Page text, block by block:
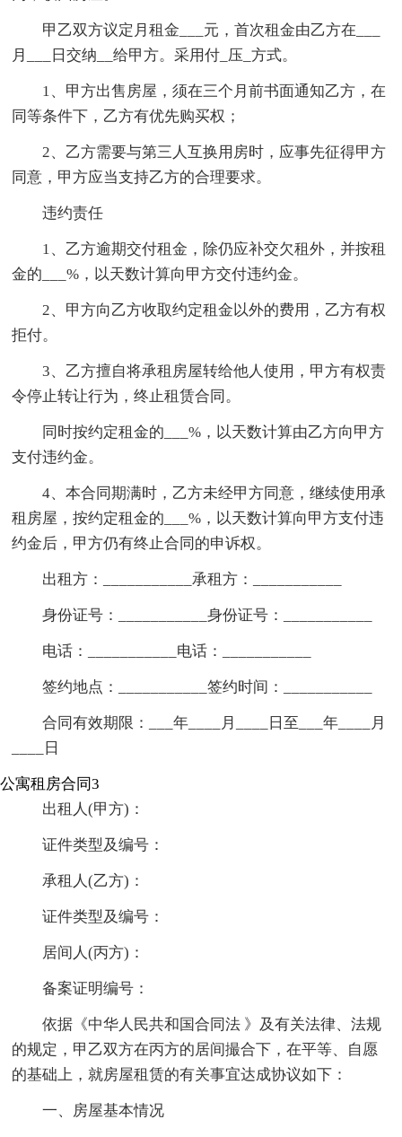
甲乙双方议定月租金___元，首次租金由乙方在___
月___日交纳__给甲方。采用付_压_方式。
1、甲方出售房屋，须在三个月前书面通知乙方，在
同等条件下，乙方有优先购买权；
2、乙方需要与第三人互换用房时，应事先征得甲方
同意，甲方应当支持乙方的合理要求。
违约责任
1、乙方逾期交付租金，除仍应补交欠租外，并按租
金的___%，以天数计算向甲方交付违约金。
2、甲方向乙方收取约定租金以外的费用，乙方有权
拒付。
3、乙方擅自将承租房屋转给他人使用，甲方有权责
令停止转让行为，终止租赁合同。
同时按约定租金的___%，以天数计算由乙方向甲方
支付违约金。
4、本合同期满时，乙方未经甲方同意，继续使用承
租房屋，按约定租金的___%，以天数计算向甲方支付违
约金后，甲方仍有终止合同的申诉权。
出租方：___________承租方：___________
身份证号：___________身份证号：___________
电话：___________电话：___________
签约地点：___________签约时间：___________
合同有效期限：___年____月____日至___年____月
____日
公寓租房合同3
出租人(甲方)：
证件类型及编号：
承租人(乙方)：
证件类型及编号：
居间人(丙方)：
备案证明编号：
依据《中华人民共和国合同法 》及有关法律、法规
的规定，甲乙双方在丙方的居间撮合下，在平等、自愿
的基础上，就房屋租赁的有关事宜达成协议如下：
一、房屋基本情况